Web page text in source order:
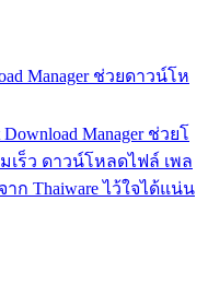
Manager ช่วยดาวน์โห
Manager ช่วยโ
เร็ว ดาวน์โหลดไฟล์ เพล
ก Thaiware ไว้ใจได้แน่น